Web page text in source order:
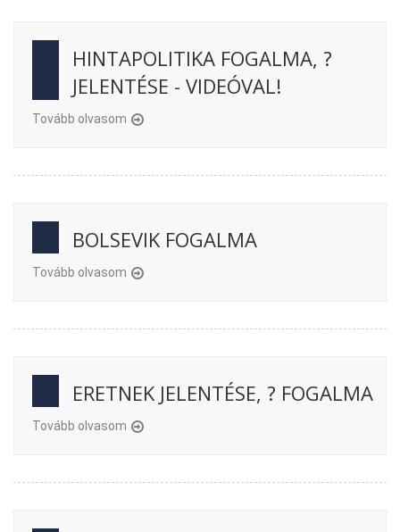
HINTAPOLITIKA FOGALMA, ?
JELENTÉSE - VIDEÓVAL!
Tovább olvasom
BOLSEVIK FOGALMA
Tovább olvasom
ERETNEK JELENTÉSE, ? FOGALMA
Tovább olvasom